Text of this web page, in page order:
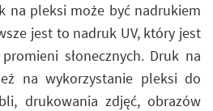
na pleksi może być nadrukiem
jest to nadruk UV, który jest
słonecznych. Druk na
na wykorzystanie pleksi do
drukowania zdjęć, obrazów